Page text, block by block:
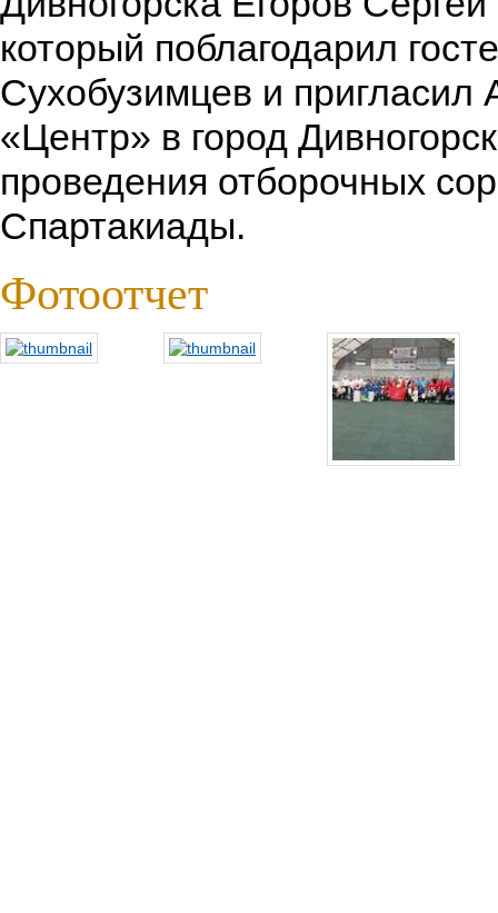
который поблагодарил
Сухобузимцев и пригласил
«Центр» в город
проведения отборочных
Спартакиады.
Фотоотчет